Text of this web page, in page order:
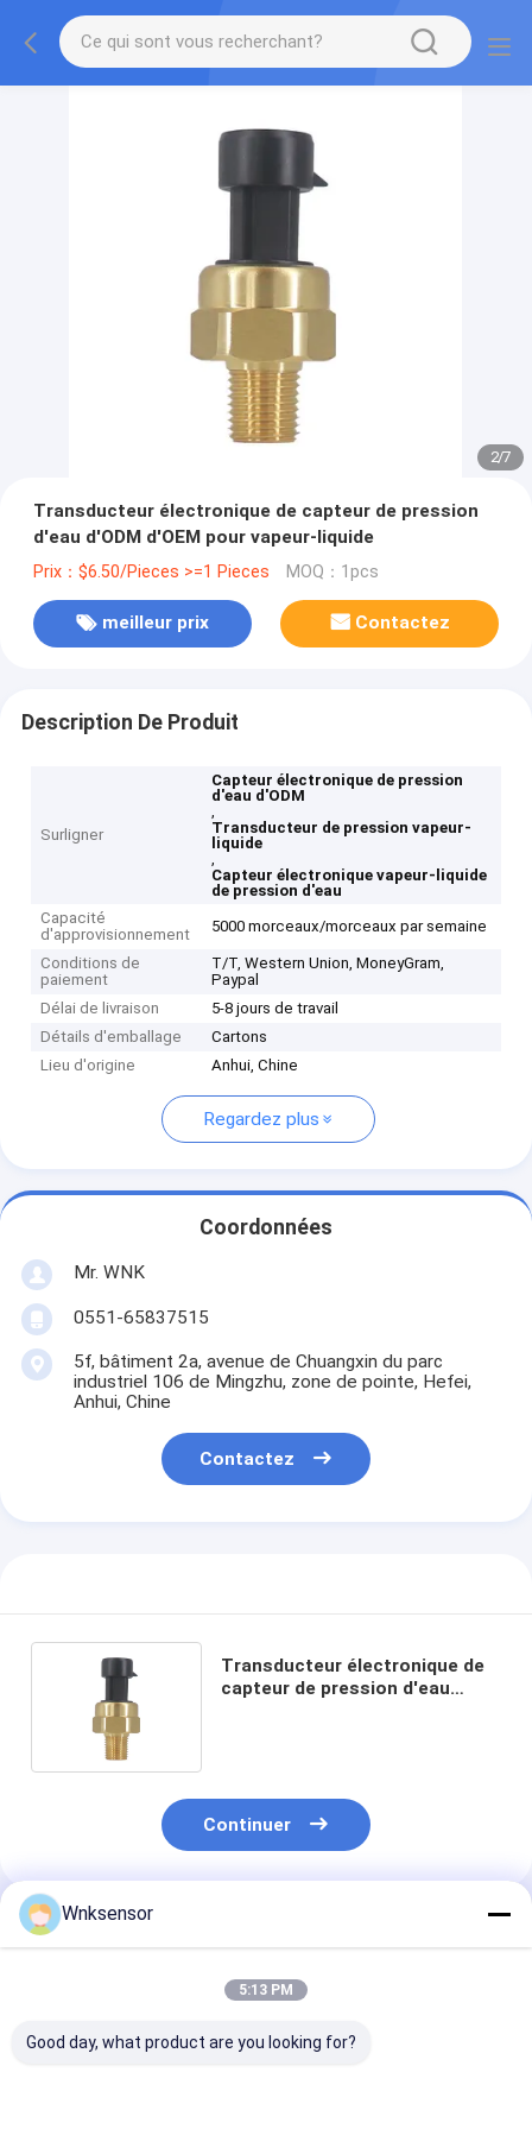
2/7
Transducteur électronique de capteur de pression
d'eau d'ODM d'OEM pour vapeur-liquide
Prix：$6.50/Pieces >=1 Pieces MOQ：1pcs
meilleur prix Contactez
Description De Produit
Surligner
Capteur électronique de pression
d'eau d'ODM
,
Transducteur de pression vapeur-
liquide
,
Capteur électronique vapeur-liquide
de pression d'eau
Capacité
d'approvisionnement
5000 morceaux/morceaux par semaine
Conditions de
paiement
T/T, Western Union, MoneyGram,
Paypal
Délai de livraison
5-8 jours de travail
Détails d'emballage
Cartons
Lieu d'origine
Anhui, Chine
Regardez plus
Coordonnées
Mr. WNK
0551-65837515
5f, bâtiment 2a, avenue de Chuangxin du parc
industriel 106 de Mingzhu, zone de pointe, Hefei,
Anhui, Chine
Contactez
Transducteur électronique de
capteur de pression d'eau
Continuer
Produits Recommandés
Wnksensor
5:13 PM
Good day, what product are you looking for?